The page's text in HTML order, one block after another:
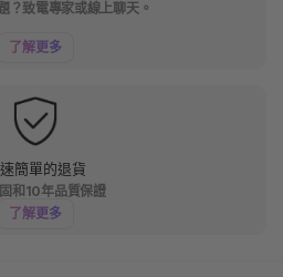
？致電專家或線上聊天。
了解更多
簡單的退貨
和10年品質保證
了解更多